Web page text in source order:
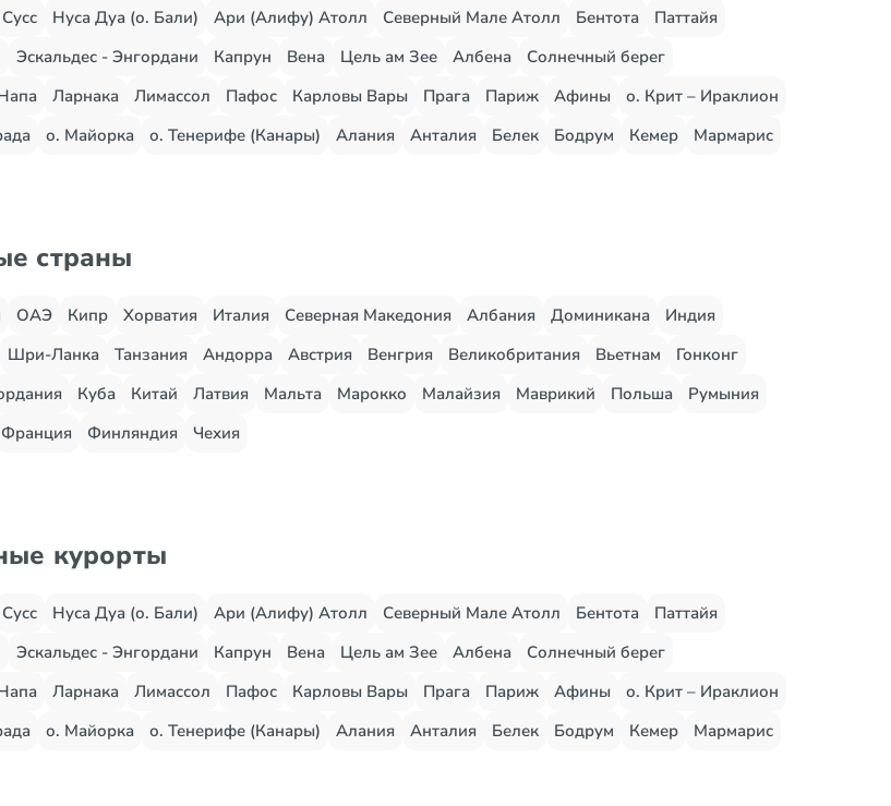
Сусс Нуса Дуа (о. Бали) Ари (Алифу) Атолл Северный Мале Атолл Бентота
Паттайя
Эскальдес - Энгордани Капрун Вена Цель ам Зее Албена
Солнечный берег
Ларнака Лимассол Пафос Карловы Вары Прага Париж Афины
о. Крит – Ираклион
о. Майорка о. Тенерифе (Канары) Алания Анталия Белек Бодрум Кемер Мармарис
страны
ОАЭ Кипр Хорватия Италия Северная Македония Албания Доминикана
Индия
Шри-Ланка Танзания Андорра Австрия Венгрия Великобритания Вьетнам
Гонконг
Куба Китай Латвия Мальта Марокко Малайзия Маврикий Польша
Румыния
Франция Финляндия Чехия
курорты
Сусс Нуса Дуа (о. Бали) Ари (Алифу) Атолл Северный Мале Атолл Бентота
Паттайя
Эскальдес - Энгордани Капрун Вена Цель ам Зее Албена
Солнечный берег
Ларнака Лимассол Пафос Карловы Вары Прага Париж Афины
о. Крит – Ираклион
о. Майорка о. Тенерифе (Канары) Алания Анталия Белек Бодрум Кемер Мармарис